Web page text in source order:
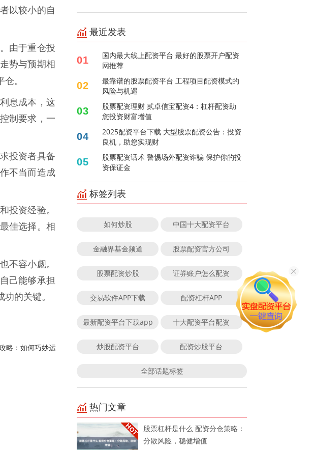
以较小的自
由于重仓投
势与预期相
。
息成本，这
制要求，一
投资者具备
不当而造成
投资经验。
佳选择。相
不容小觑。
己能够承担
的关键。
略：如何巧妙运
最近发表
01
国内最大线上配资平台 最好的股票开户配资
网推荐
02
最靠谱的股票配资平台 工程项目配资模式的
风险与机遇
03
股票配资理财 贰卓信宝配资4：杠杆配资助
您投资财富增值
04
2025配资平台下载 大型股票配资公告：投资
良机，助您实现财
05
股票配资话术 警惕场外配资诈骗 保护你的投
资保证金
标签列表
如何炒股 中国十大配资平台
金融界基金频道 股票配资官方公司
股票配资炒股 证券账户怎么配资
交易软件APP下载 配资杠杆APP
最新配资平台下载app 十大配资平台配资
炒股配资平台 配资炒股平台
全部话题标签
热门文章
股票杠杆是什么 配资分仓策略：
分散风险，稳健增值